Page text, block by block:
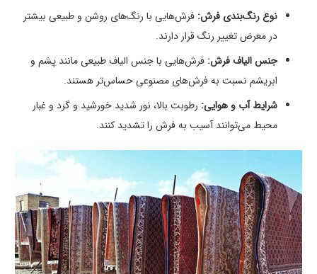
نوع رنگ‌بندی فرش: فرش‌هایی با رنگ‌های روشن و طبیعی بیشتر
در معرض تغییر رنگ قرار دارند.
جنس الیاف فرش: فرش‌هایی با جنس الیاف طبیعی مانند پشم و
ابریشم نسبت به فرش‌های مصنوعی حساس‌تر هستند.
شرایط آب و هوایی: رطوبت بالا، نور شدید خورشید و گرد و غبار
محیط می‌توانند آسیب به فرش را تشدید کنند.